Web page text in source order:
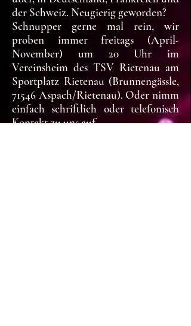
der Schweiz. Neugierig geworden?
Schnupper gerne mal rein, wir
proben immer freitags (April-
November) um 20 Uhr im
Vereinsheim des TSV Rietenau am
Sportplatz Rietenau (Brunnengässle,
71546 Aspach/Rietenau). Oder nimm
einfach schriftlich oder telefonisch
Kontakt zu uns auf.